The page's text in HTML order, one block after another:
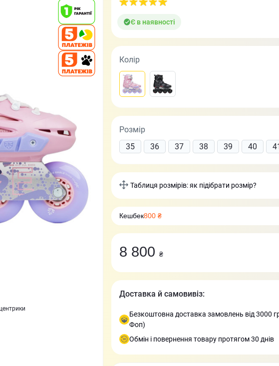
Є в наявності
Колір
Розмір
35
36 37 38 39 40
Таблиця розмірів: як підібрати розмір?
Кешбек800 ₴
8 800 ₴
Доставка й самовивіз:
Безкоштовна доставка замовлень від 3000
Фоп)
Обмін і повернення товару протягом 30 днів